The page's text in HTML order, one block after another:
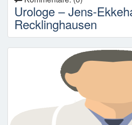
Urologe – Jens-
Recklinghausen